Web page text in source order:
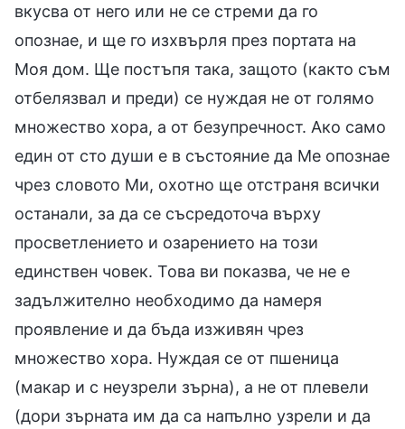
вкусва от него или не се стреми да го
опознае, и ще го изхвърля през портата на
Моя дом. Ще постъпя така, защото (както съм
отбелязвал и преди) се нуждая не от голямо
множество хора, а от безупречност. Ако само
един от сто души е в състояние да Ме опознае
чрез словото Ми, охотно ще отстраня всички
останали, за да се съсредоточа върху
просветлението и озарението на този
единствен човек. Това ви показва, че не е
задължително необходимо да намеря
проявление и да бъда изживян чрез
множество хора. Нуждая се от пшеница
(макар и с неузрели зърна), а не от плевели
(дори зърната им да са напълно узрели и да